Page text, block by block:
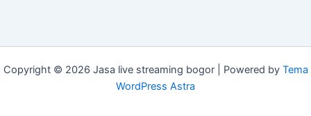
Copyright © 2026 Jasa live streaming bogor | Powered by Tema
WordPress Astra